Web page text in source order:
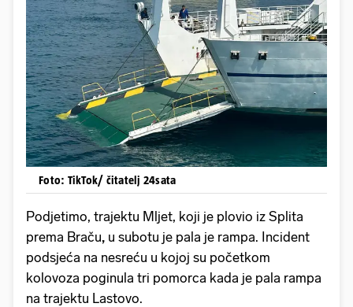
Foto: TikTok/ čitatelj 24sata
Podjetimo, trajektu Mljet, koji je plovio iz Splita
prema Braču, u subotu je pala je rampa. Incident
podsjeća na nesreću u kojoj su početkom
kolovoza poginula tri pomorca kada je pala rampa
na trajektu Lastovo.